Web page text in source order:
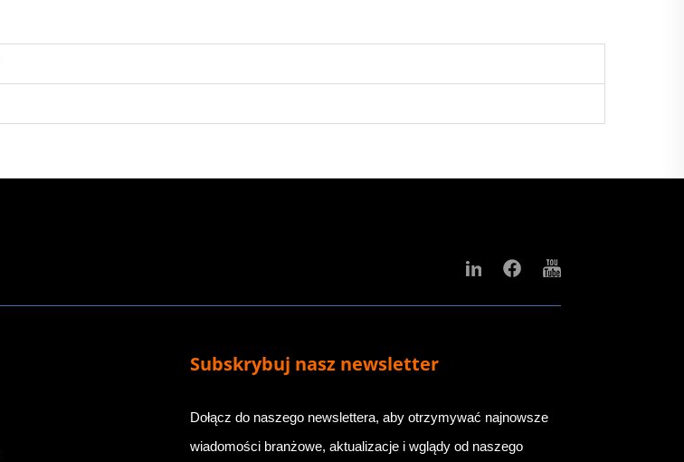
Subskrybuj nasz newsletter
Dołącz do naszego newslettera, aby otrzymywać najnowsze
wiadomości branżowe, aktualizacje i wglądy od naszego